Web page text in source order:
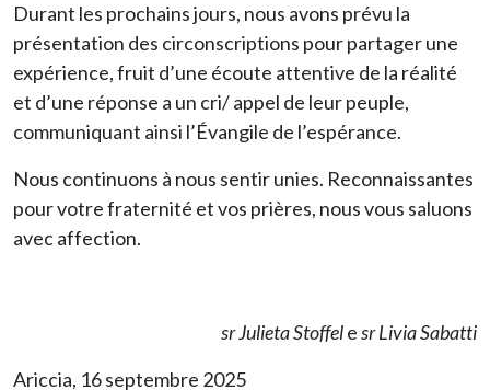
Durant les prochains jours, nous avons prévu la
présentation des circonscriptions pour partager une
expérience, fruit d’une écoute attentive de la réalité
et d’une réponse a un cri/ appel de leur peuple,
communiquant ainsi l’Évangile de l’espérance.
Nous continuons à nous sentir unies. Reconnaissantes
pour votre fraternité et vos prières, nous vous saluons
avec affection.
sr Julieta Stoffelesr Livia Sabatti
Ariccia, 16 septembre 2025